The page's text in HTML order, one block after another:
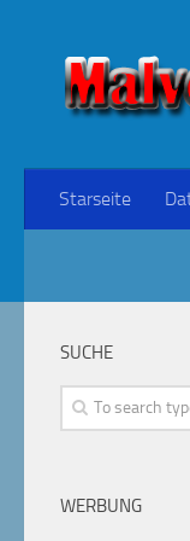
Starseite
SUCHE
WERBUNG